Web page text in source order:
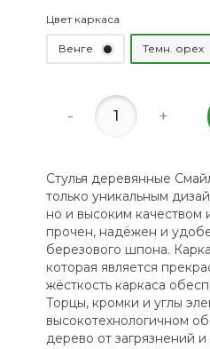
Цвет каркаса
Венге Темн. орех
- +
Стулья деревянные
только уникальным
но и высоким качеством
прочен, надёжен и
березового шпона.
которая является
жёсткость каркаса
Торцы, кромки и углы
высокотехнологичном
дерево от загрязнений